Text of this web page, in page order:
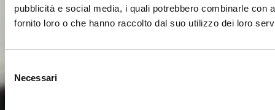
pubblicità e social media, i quali potrebbero combinarle con
fornito loro o che hanno raccolto dal suo utilizzo dei loro
delNecessari